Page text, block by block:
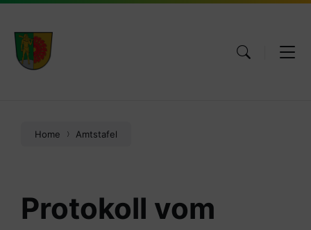
Skip
content
Skip
main
navigation
Skip
footer
Home Amtstafel
Protokoll vom